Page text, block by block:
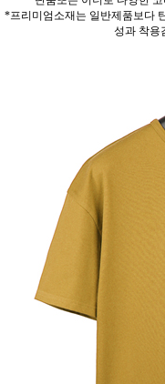
*프리미엄소재는 일반제품보다
성과 착용